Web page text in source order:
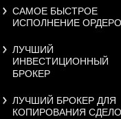
САМОЕ БЫСТРОЕ
ИСПОЛНЕНИЕ
ЛУЧШИЙ
ИНВЕСТИЦИОННЫЙ
БРОКЕР
ЛУЧШИЙ БРОКЕР ДЛЯ
КОПИРОВАНИЯ